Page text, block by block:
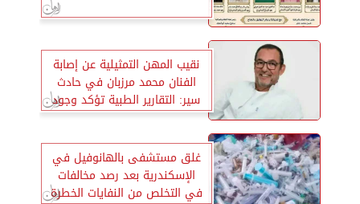
نقيب المهن التمثيلية عن إصابة
الفنان محمد مرزبان في حادث
سير: التقارير الطبية تؤكد وجود
نزيف
غلق مستشفى بالهانوفيل في
الإسكندرية بعد رصد مخالفات
في التخلص من النفايات الخطرة